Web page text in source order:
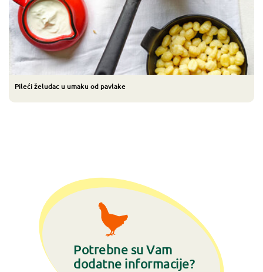
Pileći želudac u umaku od pavlake
Potrebne su Vam
dodatne informacije?